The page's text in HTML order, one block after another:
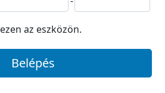
az eszközön.
Belépés